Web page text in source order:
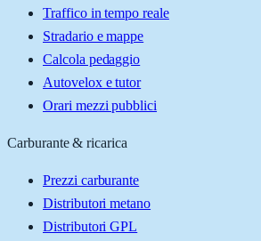
Traffico in tempo reale
Stradario e mappe
Calcola pedaggio
Autovelox e tutor
Orari mezzi pubblici
Carburante & ricarica
Prezzi carburante
Distributori metano
Distributori GPL